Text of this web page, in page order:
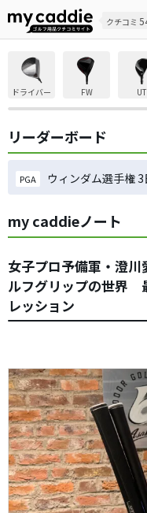
クチコミ
ドライバー FW UT
リーダーボード
PGA ウィンダム選手権 3
my caddieノート
女子プロ予備軍・澄
ルフグリップの世界
レッション